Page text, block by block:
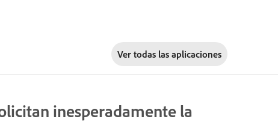
Ver todas las aplicaciones
inesperadamente la